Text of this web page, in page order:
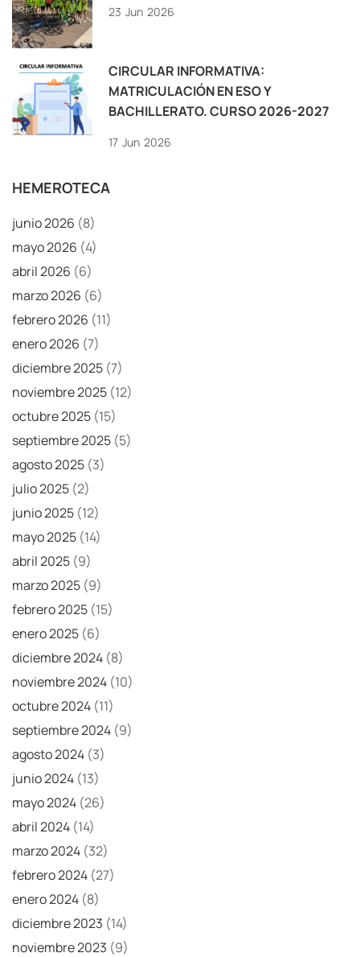
23 Jun 2026
CIRCULAR INFORMATIVA:
MATRICULACIÓN EN ESO Y
BACHILLERATO. CURSO 2026-2027
17 Jun 2026
HEMEROTECA
junio 2026 (8)
mayo 2026 (4)
abril 2026 (6)
marzo 2026 (6)
febrero 2026 (11)
enero 2026 (7)
diciembre 2025 (7)
noviembre 2025 (12)
octubre 2025 (15)
septiembre 2025 (5)
agosto 2025 (3)
julio 2025 (2)
junio 2025 (12)
mayo 2025 (14)
abril 2025 (9)
marzo 2025 (9)
febrero 2025 (15)
enero 2025 (6)
diciembre 2024 (8)
noviembre 2024 (10)
octubre 2024 (11)
septiembre 2024 (9)
agosto 2024 (3)
junio 2024 (13)
mayo 2024 (26)
abril 2024 (14)
marzo 2024 (32)
febrero 2024 (27)
enero 2024 (8)
diciembre 2023 (14)
noviembre 2023 (9)